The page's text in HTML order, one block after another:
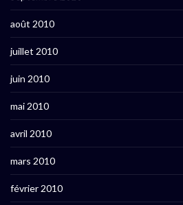
août 2010
juillet 2010
juin 2010
mai 2010
avril 2010
mars 2010
février 2010